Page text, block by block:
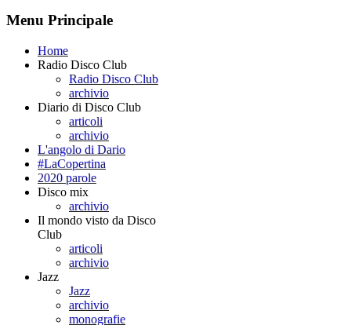
Menu Principale
Home
Radio Disco Club
Radio Disco Club
archivio
Diario di Disco Club
articoli
archivio
L'angolo di Dario
#LaCopertina
2020 parole
Disco mix
archivio
Il mondo visto da Disco
Club
articoli
archivio
Jazz
Jazz
archivio
monografie